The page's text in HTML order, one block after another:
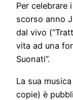
Per celebrare
scorso anno
dal vivo
vita ad una
Suonati”.
La sua
copie) è